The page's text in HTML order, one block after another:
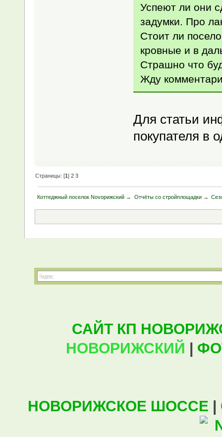
Успеют ли они
задумки. Про
Стоит ли
кровные и в
Страшно что
Жду
Для статьи
покупателя в
Страницы: [1]2 3
Коттеджный поселок Novoрижский → Отчёты со стройплощадки→
САЙТ КП
НОВОРИЖСКИЙ |
НОВОРИЖСКОЕ ШОССЕ |